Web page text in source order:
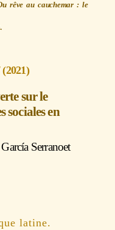
rêve au cauchemar : le
sur le
sociales en
Serranoet
latine.